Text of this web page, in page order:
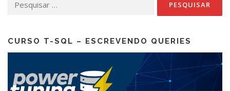
por:
CURSO T-SQL – ESCREVENDO QUERIES